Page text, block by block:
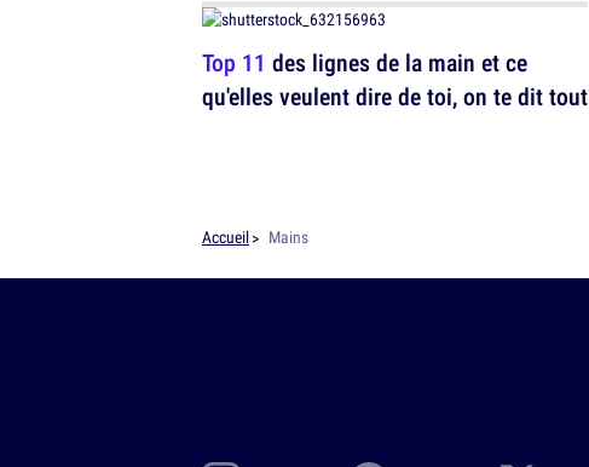
Top 11 des lignes de la main et ce
qu'elles veulent dire de toi, on te dit tout
Accueil Mains